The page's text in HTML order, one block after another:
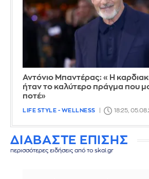
Αντόνιο Μπαντέρας: «Η
ήταν το καλύτερο πράγμα που
ποτέ»
LIFE STYLE - WELLNESS 18:25,
ΔΙΑΒΑΣΤΕ ΕΠΙΣΗΣ
περισσότερες ειδήσεις από το skai.gr